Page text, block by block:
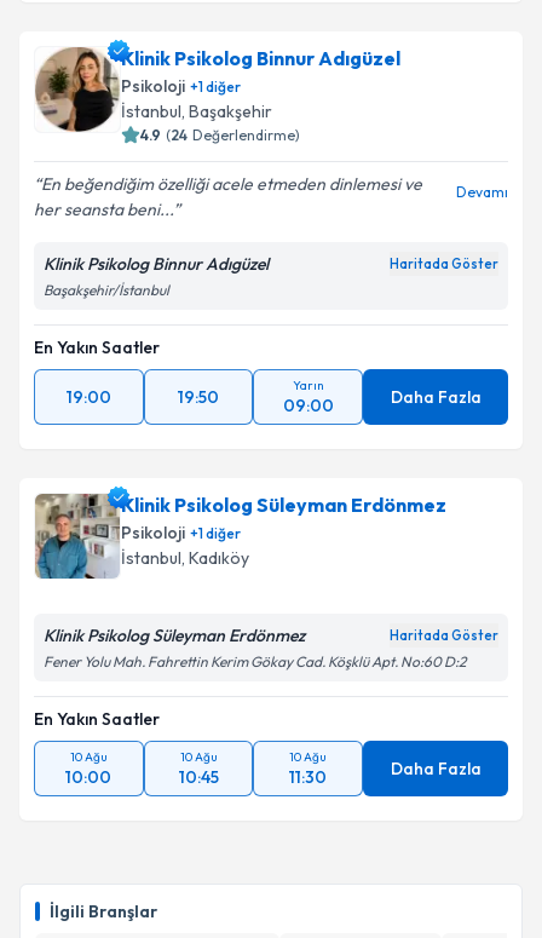
İlgili Branşlar
Klinik Psikolog Binnur Adıgüzel
Psikoloji +1diğer
İstanbul, Başakşehir
4.9 (24 Değerlendirme)
En beğendiğim özelliği acele etmeden dinlemesi ve
her seansta beni...
Devamı
Klinik Psikolog Binnur Adıgüzel Haritada Göster
Başakşehir/İstanbul
En Yakın Saatler
19:00 19:50
Yarın
09:00 Daha Fazla
Klinik Psikolog Süleyman Erdönmez
Psikoloji +1diğer
İstanbul, Kadıköy
Klinik Psikolog Süleyman Erdönmez Haritada Göster
Fener Yolu Mah. Fahrettin Kerim Gökay Cad. Köşklü Apt. No:60 D:2
En Yakın Saatler
10 Ağu
10:00
10 Ağu
10:45
10 Ağu
11:30 Daha Fazla